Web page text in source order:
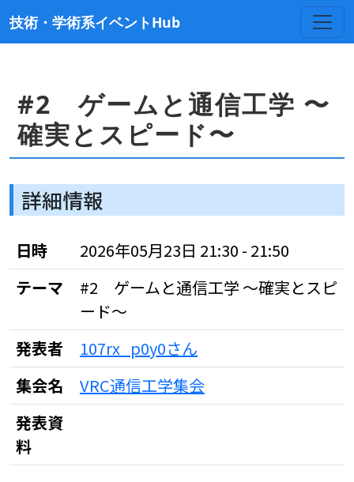
技術・学術系イベントHub
#2 ゲームと通信工学 〜
確実とスピード〜
詳細情報
日時
2026年05月23日 21:30 - 21:50
テーマ
#2 ゲームと通信工学 〜確実とスピ
ード〜
発表者
107rx_p0y0さん
集会名
VRC通信工学集会
発表資
料